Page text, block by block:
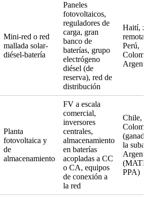
Mini-red o red
mallada solar-
diésel-batería
Paneles
fotovoltaicos,
reguladores de
carga, gran
banco de
baterías, grupo
electrógeno
diésel (de
reserva), red de
distribución
Haití,
remotas
Perú,
Planta
fotovoltaica y
de
almacenamiento
FV a escala
comercial,
inversores
centrales,
almacenamiento
en baterías
acopladas a CC
o CA, equipos
de conexión a
la red
Chile,
la
PPA)